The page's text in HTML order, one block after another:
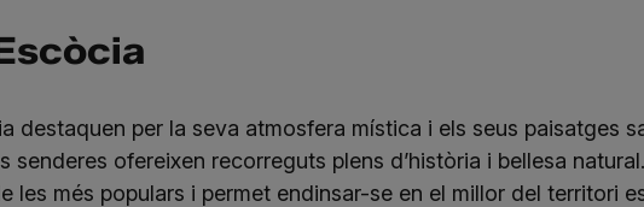
destaquen per la seva atmosfera mística i els seus paisatges
senderes ofereixen recorreguts plens d’història i bellesa
les més populars i permet endinsar-se en el millor del territori